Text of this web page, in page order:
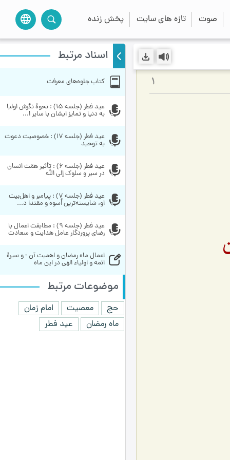
صوت تازه های سایت پخش زنده language
1
اسناد مرتبط
کتاب جلوه‌های معرفت
به دنیا و تمایز ایشان با سایر ا...
به توحید
در سیر و سلوک إلی الله
او، شایسته‌ترین اُسوه و مقتدا د...
رضای پروردگار عامل هدایت و سعادت
ائمه و اولیاء الهی در این ماه
موضوعات مرتبط
حج معصیت
امام زمان
ماه رمضان
عید فطر